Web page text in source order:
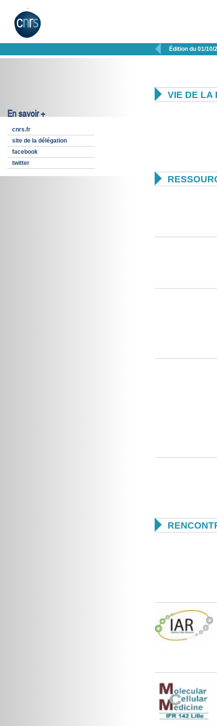
 Édition du 01/10/
En savoir +
cnrs.fr
site de la délégation
facebook
twitter
 VIE DE LA

